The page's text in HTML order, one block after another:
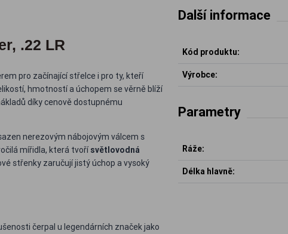
.22 LR
pro začínající střelce i pro ty, kteří
hmotností a úchopem se věrně blíží
díky cenově dostupnému
nerezovým nábojovým válcem s
mířidla, která tvořísvětlovodná
střenky zaručují jistý úchop a vysoký
čerpal u legendárních značek jako
Další informace
Kód produktu:
Výrobce:
Parametry
Ráže:
Délka hlavně: